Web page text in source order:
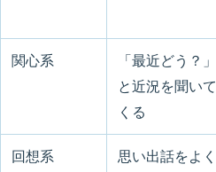
関心系
「最近どう？」
と近況を聞いて
くる
回想系
思い出話をよく